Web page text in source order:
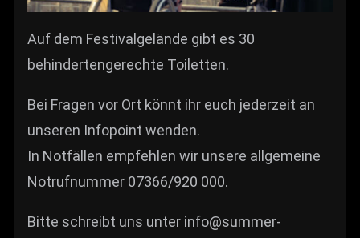
Auf dem Festivalgelände gibt es 30
behindertengerechte Toiletten.
Bei Fragen vor Ort könnt ihr euch jederzeit an
unseren Infopoint wenden.
In Notfällen empfehlen wir unsere allgemeine
Notrufnummer 07366/920 000.
Bitte schreibt uns unter info@summer-